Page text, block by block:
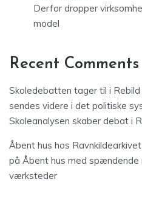
Derfor dropper
model
Recent Comments
Skoledebatten tager til i Rebild
sendes videre i det politiske
Skoleanalysen skaber debat i
Åbent hus hos
på Åbent hus med spændende
værksteder